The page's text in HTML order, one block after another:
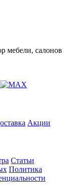
мебели, салонов
Акции
Статьи
Политика